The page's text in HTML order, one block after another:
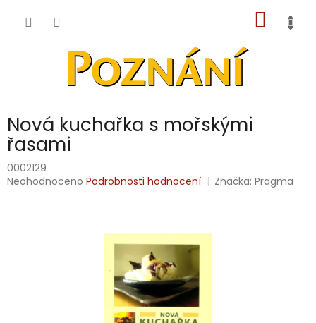
KOŠÍK
Nová kuchařka s mořskými
řasami
0002129
Průměrné
Neohodnoceno Podrobnosti hodnocení Značka:Pragma